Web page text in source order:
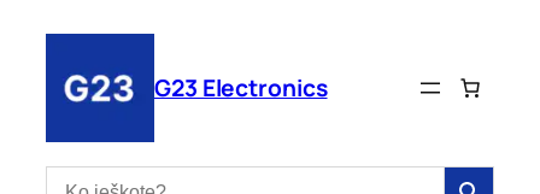
turinio
G23 Electronics